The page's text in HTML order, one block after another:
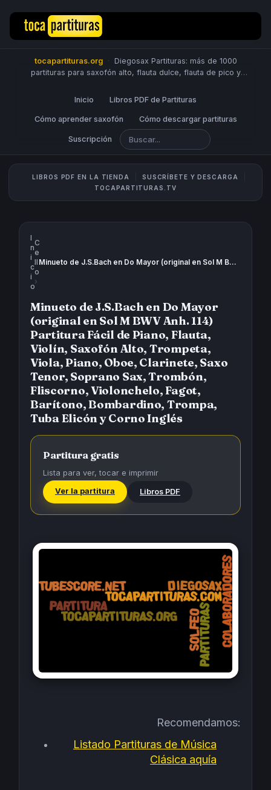
tocapartituras.org ·
Diegosax Partituras: más de 1000
partituras para saxofón alto, flauta dulce, flauta de pico y
chelo, fagot, bombardino, fliscorno, corno, trompa, barítono,
Scores. PUBLICA PARTITURAS
Inicio Libros PDF de Partituras
Cómo aprender saxofón Cómo descargar partituras
Suscripción
LIBROS PDF EN LA TIENDA
SUSCRÍBETE Y DESCARGA
TOCAPARTITURAS.TV
I
n
i
c
i
o
›
C
e
ll
o
›
Minueto de J.S.Bach en Do Mayor (original en Sol M BWV Anh. 114) Partitura Fácil de Piano, Flauta, Violín, Saxofón Alto, Trompeta, Viola, Piano, Oboe, Clarinete, Saxo Tenor, Soprano Sax, Trombón, Fliscorno, Violonchelo, Fagot, Barítono, Bombardino, Trompa, Tuba Elicón y Corno Inglés
Minueto de J.S.Bach en Do Mayor
(original en Sol M BWV Anh. 114)
Partitura Fácil de Piano, Flauta,
Violín, Saxofón Alto, Trompeta,
Viola, Piano, Oboe, Clarinete, Saxo
Tenor, Soprano Sax, Trombón,
Fliscorno, Violonchelo, Fagot,
Barítono, Bombardino, Trompa,
Tuba Elicón y Corno Inglés
Partitura gratis
Lista para ver, tocar e imprimir
Ver la partitura
Libros PDF
Recomendamos:
Listado Partituras de Música
Clásica aquía